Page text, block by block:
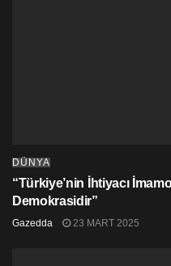
DÜNYA
“Türkiye’nin İhtiyacı
Demokrasidir”
Gazedda 23 MART 2025